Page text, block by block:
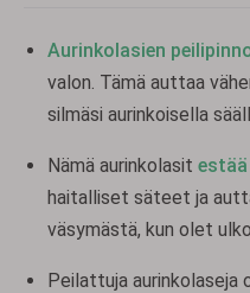
Aurinkolasien
valon. Tämä auttaa
silmäsi aurinkoisella
Nämä aurinkolasit
haitalliset säteet ja
väsymästä, kun olet
Peilattuja aurinkolaseja